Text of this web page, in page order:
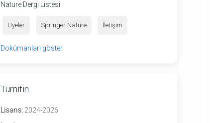
Nature Dergi Listesi
Üyeler Springer Nature İletişim
Dokümanları göster
Turnitin
Lisans:2024-2026